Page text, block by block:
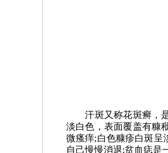
汗斑又称花斑癣，是
淡白色，表面覆盖有糠
微瘙痒;白色糠疹白斑呈
自己慢慢消退;贫血痣是